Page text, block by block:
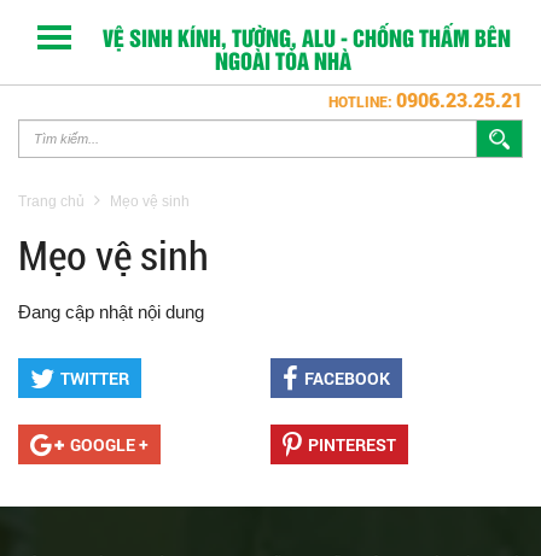
VỆ SINH KÍNH, TƯỜNG, ALU - CHỐNG THẤM BÊN
NGOÀI TÒA NHÀ
HOTLINE: 0906.23.25.21
Trang chủ Mẹo vệ sinh
Mẹo vệ sinh
Đang cập nhật nội dung
TWITTER FACEBOOK
GOOGLE + PINTEREST